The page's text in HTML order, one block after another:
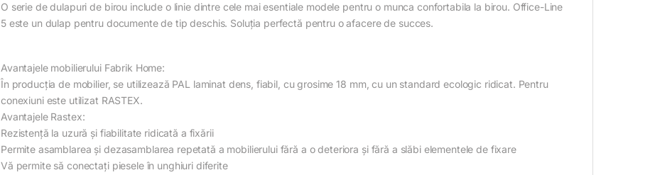
O serie de dulapuri de birou include o linie dintre cele mai esentiale modele pentru o munca confortabila la birou. Office-Line
5 este un dulap pentru documente de tip deschis. Soluția perfectă pentru o afacere de succes.
Avantajele mobilierului Fabrik Home:
În producția de mobilier, se utilizează PAL laminat dens, fiabil, cu grosime 18 mm, cu un standard ecologic ridicat. Pentru
conexiuni este utilizat RASTEX.
Avantajele Rastex:
Rezistență la uzură și fiabilitate ridicată a fixării
Permite asamblarea și dezasamblarea repetată a mobilierului fără a o deteriora și fără a slăbi elementele de fixare
Vă permite să conectați piesele în unghiuri diferite